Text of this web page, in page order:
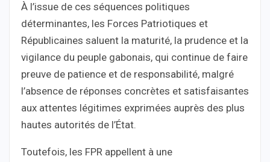
À l’issue de ces séquences politiques
déterminantes, les Forces Patriotiques et
Républicaines saluent la maturité, la prudence et la
vigilance du peuple gabonais, qui continue de faire
preuve de patience et de responsabilité, malgré
l’absence de réponses concrètes et satisfaisantes
aux attentes légitimes exprimées auprès des plus
hautes autorités de l’État.
Toutefois, les FPR appellent à une